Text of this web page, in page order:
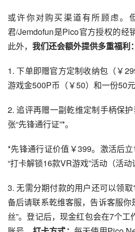
或许你对购买渠道有所顾虑。
君/Jemdofun是Pico官方授权的经
此外， 我们还会额外提供多重福利：
1. 下单即赠官方定制收纳包（￥
游戏金500P币（￥50）和一份50元
2. 追评再赠一副乾维定制手柄保
张“先锋通行证”*。
*先锋通行证价值￥399。激活后
“打卡解锁16款VR游戏”活动（活动
3. 无需分期付款的用户还可以领取
备后请联系乾维客服，告诉客服你
丝”。登记后，现金红包会在7个